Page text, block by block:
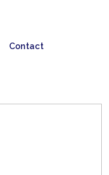
Contact